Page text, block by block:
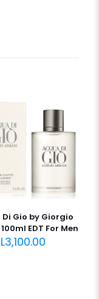
Gio by Giorgio
EDT For Men
L3,100.00